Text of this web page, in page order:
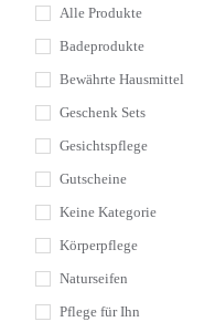
Alle Produkte
Badeprodukte
Bewährte Hausmittel
Geschenk Sets
Gesichtspflege
Gutscheine
Keine Kategorie
Körperpflege
Naturseifen
Pflege für Ihn